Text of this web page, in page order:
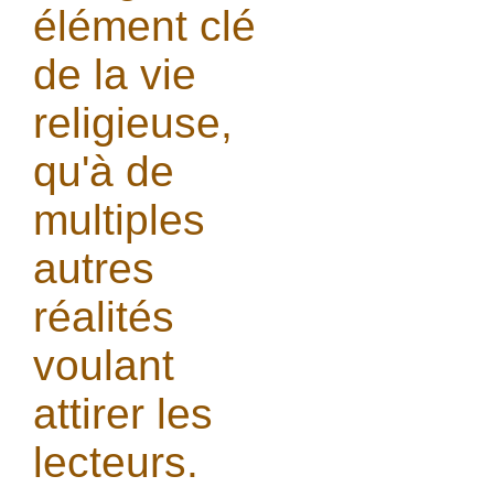
élément clé
de la vie
religieuse,
qu'à de
multiples
autres
réalités
voulant
attirer les
lecteurs.